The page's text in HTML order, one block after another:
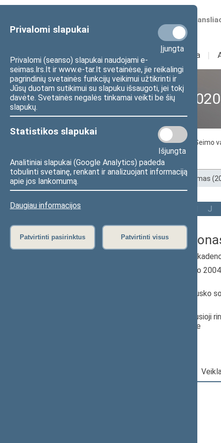
Privalomi slapukai
Įjungta
Privalomi (seanso) slapukai naudojami e-
seimas.lrs.lt ir www.e-tar.lt svetainėse, jie reikalingi
pagrindinių svetainės funkcijų veikimui užtikrinti ir
Jūsų duotam sutikimui su slapuku išsaugoti, jei tokį
davėte. Svetainės negalės tinkamai veikti be šių
slapukų.
Statistikos slapukai
Išjungta
Analitiniai slapukai (Google Analytics) padeda
tobulinti svetainę, renkant ir analizuojant informaciją
apie jos lankomumą.
Daugiau informacijos
Patvirtinti pasirinktus Patvirtinti visus
Numatomos
Sudėtis Veikla I
XII Seimas
Seimo Pirmininkas Seimo
Tarpparlamentinių ryšių grupės
Pradžia Ankstesnės kadencijos XII Seimas
Visi J
Dobilas
2000–2004 m.
Seimo narys nuo
Iškėlė: A.Brazausko
Išrinktas: Vyriausioji
100) apygardoje